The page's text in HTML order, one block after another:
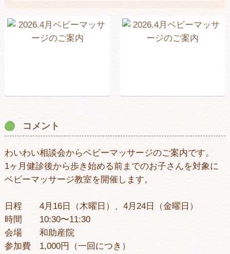
コメント
わいわい相談会からベビーマッサージのご案内です。
1ヶ月健診後から歩き始める前までのお子さんを対象に
ベビーマッサージ教室を開催します。
日程 4月16日（木曜日）、4月24日（金曜日）
時間 10:30〜11:30
会場 和助産院
参加費 1,000円（一回につき）